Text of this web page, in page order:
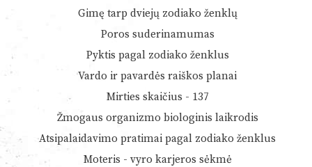
Gimę tarp dviejų zodiako ženklų
Poros suderinamumas
Pyktis pagal zodiako ženklus
Vardo ir pavardės raiškos planai
Mirties skaičius - 137
Žmogaus organizmo biologinis laikrodis
Atsipalaidavimo pratimai pagal zodiako ženklus
Moteris - vyro karjeros sėkmė